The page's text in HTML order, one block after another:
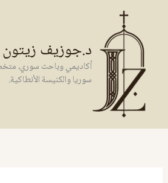
المحتوى
د.جوزيف زيتون
أكاديمي وباحث سوري،
سوريا والكنيسة الأنطاكية.